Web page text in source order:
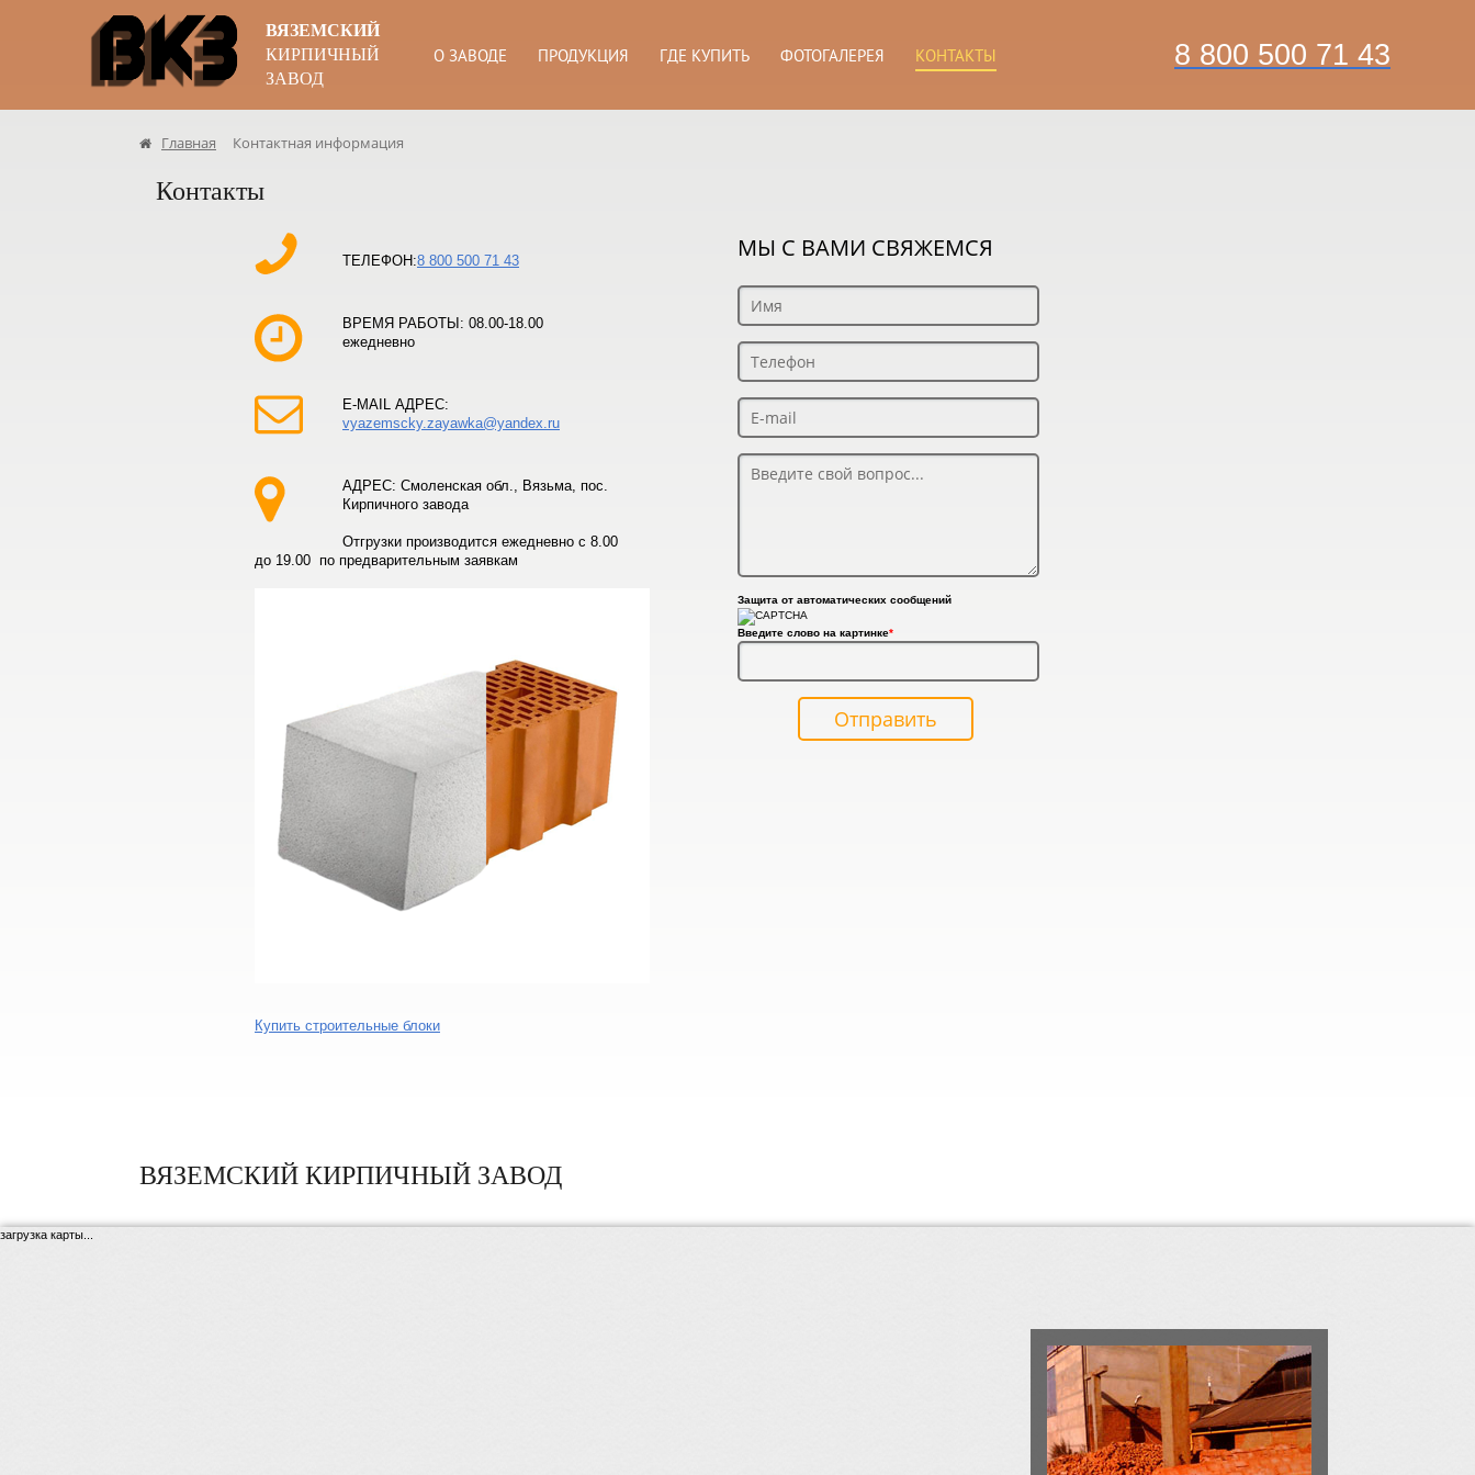
ВЯЗЕМСКИЙ
КИРПИЧНЫЙ
ЗАВОД
О ЗАВОДЕ ПРОДУКЦИЯ ГДЕ КУПИТЬ ФОТОГАЛЕРЕЯ КОНТАКТЫ 8 800 500 71 43
Главная Контактная информация
Контакты
ТЕЛЕФОН:8 800 500 71 43
ВРЕМЯ РАБОТЫ: 08.00-18.00
ежедневно
E-MAIL АДРЕС:
vyazemscky.zayawka@yandex.ru
АДРЕС: Смоленская обл., Вязьма, пос.
Кирпичного завода
Отгрузки производится ежедневно с 8.00
до 19.00 по предварительным заявкам
Купить строительные блоки
МЫ С ВАМИ СВЯЖЕМСЯ
Защита от автоматических сообщений
Введите слово на картинке*
ВЯЗЕМСКИЙ КИРПИЧНЫЙ ЗАВОД
загрузка карты...